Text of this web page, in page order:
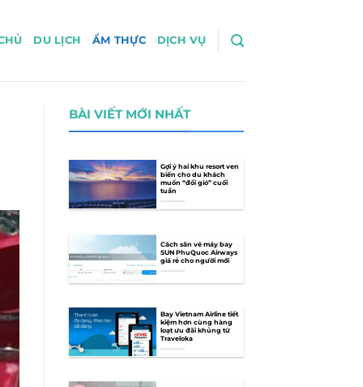
DU LỊCH ẨM THỰC DỊCH VỤ
BÀI VIẾT MỚI NHẤT
Gợi ý hai khu resort ven
biển cho du khách
muốn “đổi gió” cuối
tuần
Cách săn vé máy bay
SUN PhuQuoc Airways
giá rẻ cho người mới
Bay Vietnam Airline tiết
kiệm hơn cùng hàng
loạt ưu đãi khủng từ
Traveloka